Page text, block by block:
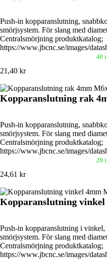
Push-in kopparanslutning,
smörjsystem. För slang med
Centralsmörjning produktkatalog;
https://www.jbcnc.se/images/
40
21,40 kr
Kopparanslutning rak
Push-in kopparanslutning,
smörjsystem. För slang med
Centralsmörjning produktkatalog;
https://www.jbcnc.se/images/
20
24,61 kr
Kopparanslutning vinkel
Push-in kopparanslutning i
smörjsystem. För slang med
Centralsmörjning produktkatalog;
https://www.jbcnc.se/images/